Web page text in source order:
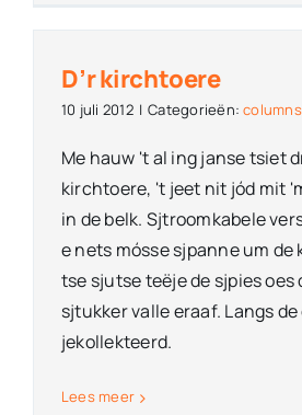
D’r kirchtoere
10 juli 2012 | Categorieën:
Me hauw 't al ing janse tsiet
kirchtoere, 't jeet nit jód mit
in de belk. Sjtroomkabele
e nets mósse sjpanne um
tse sjutse teëje de sjpies oes
sjtukker valle eraaf. Langs
jekollekteerd.
Lees meer